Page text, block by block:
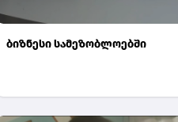
ბიზნესი სამეზობლოებში